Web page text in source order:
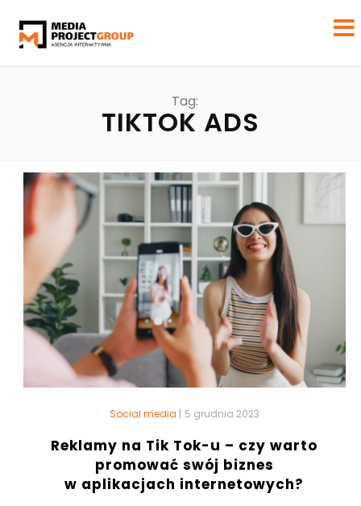
Tag:
TIKTOK ADS
Social media | 5 grudnia 2023
Reklamy na Tik Tok-u – czy warto
promować swój biznes
w aplikacjach internetowych?